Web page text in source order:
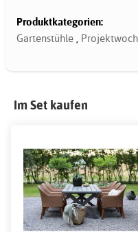
Produktkategorien:
Gartenstühle
Im Set kaufen